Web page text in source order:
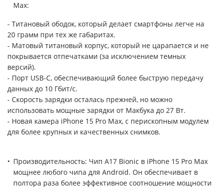
Max:
- Титановый ободок, который делает смартфоны легче на
20 грамм при тех же габаритах.
- Матовый титановый корпус, который не царапается и не
покрывается отпечатками (за исключением темных
версий).
- Порт USB-C, обеспечивающий более быструю передачу
данных до 10 Гбит/с.
- Скорость зарядки осталась прежней, но можно
использовать мощные зарядки от Макбука до 27 Вт.
- Новая камера iPhone 15 Pro Max, с перископным модулем
для более крупных и качественных снимков.
Производительность: Чип A17 Bionic в iPhone 15 Pro Max
мощнее любого чипа для Android. Он обеспечивает в
полтора раза более эффективное соотношение мощности